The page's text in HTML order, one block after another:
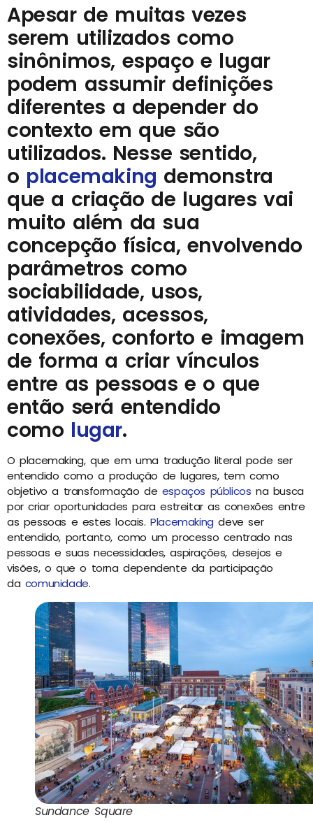
Apesar de muitas vezes
serem utilizados como
sinônimos, espaço e lugar
podem assumir definições
diferentes a depender do
contexto em que são
utilizados. Nesse sentido,
o placemaking demonstra
que a criação de lugares vai
muito além da sua
concepção física, envolvendo
parâmetros como
sociabilidade, usos,
atividades, acessos,
conexões, conforto e imagem
de forma a criar vínculos
entre as pessoas e o que
então será entendido
como lugar.
O placemaking, que em uma tradução literal pode ser
entendido como a produção de lugares, tem como
objetivo a transformação de espaços públicos na busca
por criar oportunidades para estreitar as conexões entre
as pessoas e estes locais.Placemaking deve ser
entendido, portanto, como um processo centrado nas
pessoas e suas necessidades, aspirações, desejos e
visões, o que o torna dependente da participação
da comunidade.
Sundance Square